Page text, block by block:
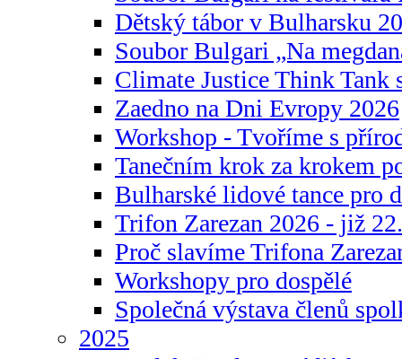
Dětský tábor v Bulharsku
Soubor Bulgari „Na
Climate Justice Think Tank
Zaedno na Dni Evropy 2026
Workshop - Tvoříme s
Tanečním krok za krokem
Bulharské lidové tance pro
Trifon Zarezan 2026 - již
Proč slavíme Trifona
Workshopy pro dospělé
Společná výstava členů
2025